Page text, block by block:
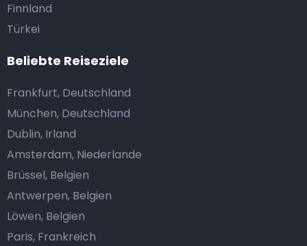
Finnland
Türkei
Beliebte Reiseziele
Frankfurt, Deutschland
München, Deutschland
Dublin, Irland
Amsterdam, Niederlande
Brüssel, Belgien
Antwerpen, Belgien
Löwen, Belgien
Paris, Frankreich